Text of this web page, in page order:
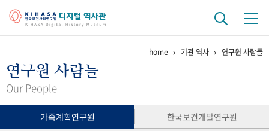
걸어온 길 기관 변천사
연구 역사
home 기관 역사 연구원 사람들
연구원 사람들
Our People
가족계획연구원
한국보건개발연구원